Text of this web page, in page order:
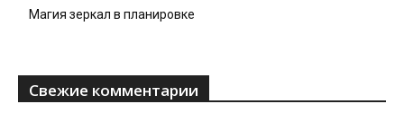
Магия зеркал в планировке
Свежие комментарии